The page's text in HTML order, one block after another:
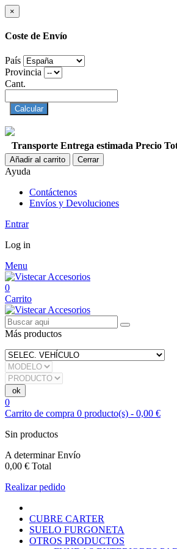
×
Coste de Envío
País
Provincia
Cant.
Calcular
Transporte Entrega estimada Precio
Añadir al carrito Cerrar
Ayuda
Contáctenos
Envíos y Devoluciones
Entrar
Log in
Menu
0
Carrito
Más productos
0
Carrito de compra 0 producto(s) - 0,00 €
Sin productos
A determinarEnvío
0,00 € Total
Realizar pedido
CUBRE CARTER
SUELO FURGONETA
OTROS PRODUCTOS